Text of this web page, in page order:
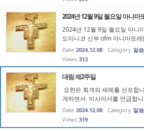
2024년 12월 9일 월요일 아니마
2024년 12월 9일 월요일 아니
도미니코 신부 ofm 아니마또
력과 영감을 불어넣는 자'를 의
1년)에서 하느님의 어머니로 선
후’이시며 ‘모든 피조물의...
Date 2024.12.08 Category 말
Views 313
대림 제2주일
요한은 회개의 세례를 선포합
개하면서 이사야서를 언급합
가 한 구절만 언급하지만 루카
용합니다. 이사야서의 인용으
을 준비한다고 말합...
Date 2024.12.08 Category 말
Views 319